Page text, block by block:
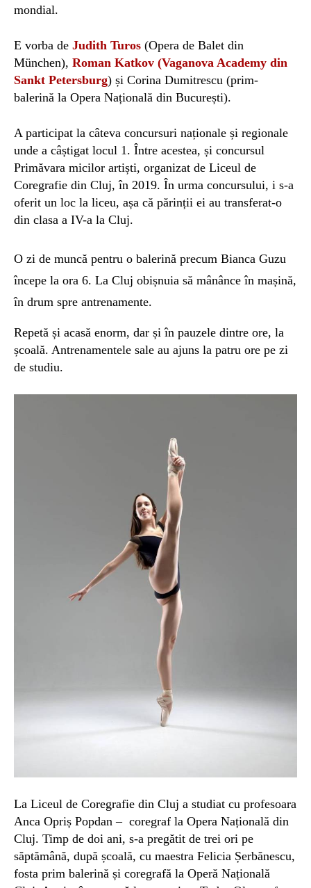
mondial.
E vorba de Judith Turos (Opera de Balet din
München), Roman Katkov (Vaganova Academy din
Sankt Petersburg) și Corina Dumitrescu (prim-
balerină la Opera Națională din București).
A participat la câteva concursuri naționale și regionale
unde a câștigat locul 1. Între acestea, și concursul
Primăvara micilor artiști, organizat de Liceul de
Coregrafie din Cluj, în 2019. În urma concursului, i s-a
oferit un loc la liceu, așa că părinții ei au transferat-o
din clasa a IV-a la Cluj.
O zi de muncă pentru o balerină precum Bianca Guzu
începe la ora 6. La Cluj obișnuia să mânânce în mașină,
în drum spre antrenamente.
Repetă și acasă enorm, dar și în pauzele dintre ore, la
școală. Antrenamentele sale au ajuns la patru ore pe zi
de studiu.
La Liceul de Coregrafie din Cluj a studiat cu profesoara
Anca Opriș Popdan – coregraf la Opera Națională din
Cluj. Timp de doi ani, s-a pregătit de trei ori pe
săptămână, după școală, cu maestra Felicia Șerbănescu,
fosta prim balerină și coregrafă la Operă Națională